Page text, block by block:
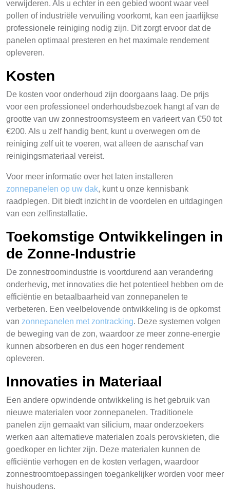
verwijderen. Als u echter in een gebied woont waar veel
pollen of industriële vervuiling voorkomt, kan een jaarlijkse
professionele reiniging nodig zijn. Dit zorgt ervoor dat de
panelen optimaal presteren en het maximale rendement
opleveren.
Kosten
De kosten voor onderhoud zijn doorgaans laag. De prijs
voor een professioneel onderhoudsbezoek hangt af van de
grootte van uw zonnestroomsysteem en varieert van €50 tot
€200. Als u zelf handig bent, kunt u overwegen om de
reiniging zelf uit te voeren, wat alleen de aanschaf van
reinigingsmateriaal vereist.
Voor meer informatie over het laten installeren
zonnepanelen op uw dak, kunt u onze kennisbank
raadplegen. Dit biedt inzicht in de voordelen en uitdagingen
van een zelfinstallatie.
Toekomstige Ontwikkelingen in
de Zonne-Industrie
De zonnestroomindustrie is voortdurend aan verandering
onderhevig, met innovaties die het potentieel hebben om de
efficiëntie en betaalbaarheid van zonnepanelen te
verbeteren. Een veelbelovende ontwikkeling is de opkomst
van zonnepanelen met zontracking. Deze systemen volgen
de beweging van de zon, waardoor ze meer zonne-energie
kunnen absorberen en dus een hoger rendement
opleveren.
Innovaties in Materiaal
Een andere opwindende ontwikkeling is het gebruik van
nieuwe materialen voor zonnepanelen. Traditionele
panelen zijn gemaakt van silicium, maar onderzoekers
werken aan alternatieve materialen zoals perovskieten, die
goedkoper en lichter zijn. Deze materialen kunnen de
efficiëntie verhogen en de kosten verlagen, waardoor
zonnestroomtoepassingen toegankelijker worden voor meer
huishoudens.